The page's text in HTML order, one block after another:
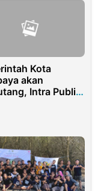
Kota
akan
Intra Publik